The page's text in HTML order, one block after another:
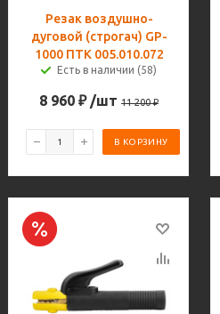
Резак воздушно-
дуговой (строгач) GP-
1000 ПТК 005.010.072
Есть в наличии (58)
8 960 ₽ /шт 11 200₽
В КОРЗИНУ